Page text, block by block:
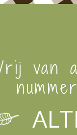
van